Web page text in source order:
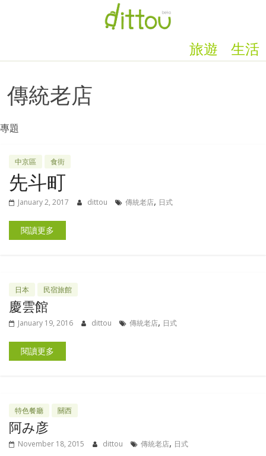
生活
旅遊
傳統老店
專題
中京區 食街
先斗町
January 2, 2017 dittou 傳統老店, 日式
閱讀更多
日本 民宿旅館
慶雲館
January 19, 2016 dittou 傳統老店, 日式
閱讀更多
特色餐廳 關西
阿み彦
November 18, 2015 dittou 傳統老店, 日式